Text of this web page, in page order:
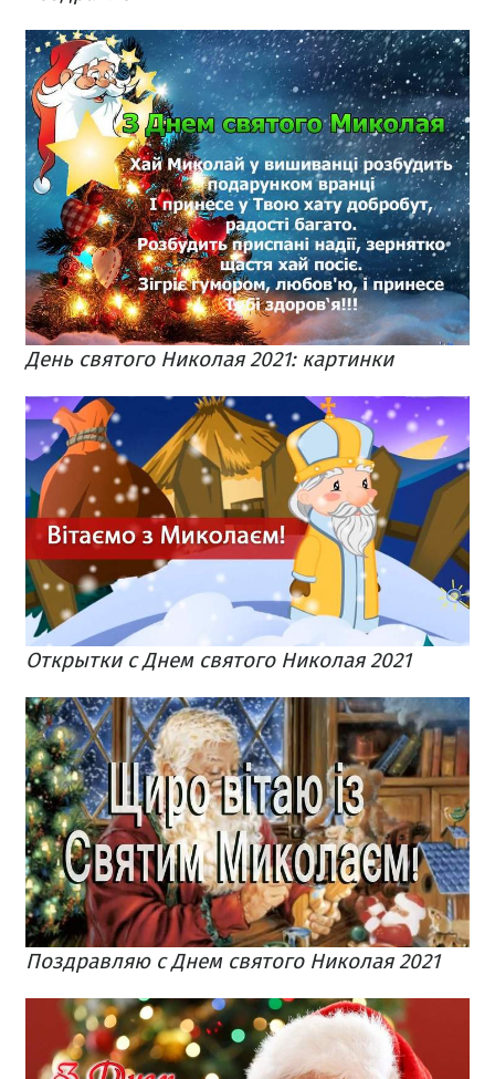
День святого Николая 2021: картинки
Открытки с Днем святого Николая 2021
Поздравляю с Днем святого Николая 2021